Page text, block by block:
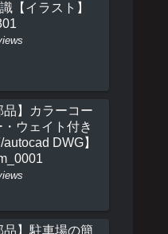
【イラスト】
品】カラーコー
・ウェイト付き
autocad DWG】
品】駐車場の簡